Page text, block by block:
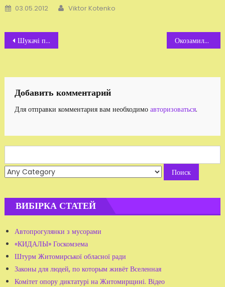
Добавлено
03.05.2012 Автор
Viktor Kotenko
Навигация
записям
Шукачі пригод Окозамилювання: державні брехуни «покращують життя»
Добавить комментарий
Для отправки комментария вам необходимо авторизоваться.
for:
ВИБІРКА СТАТЕЙ
Автопрогулянки з мусорами
«КИДАЛЫ» Госкомзема
Штурм Житомирської обласної ради
Законы для людей, по которым живёт Вселенная
Комітет опору диктатурі на Житомирщині. Відео